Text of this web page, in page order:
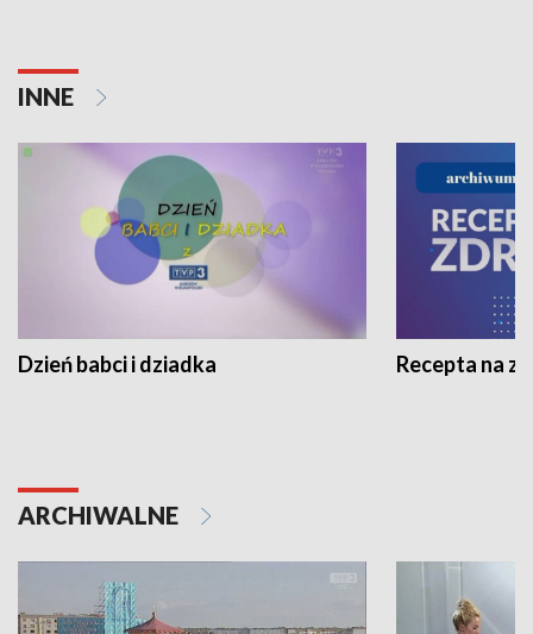
INNE
Dzień babci i dziadka Recepta na
ARCHIWALNE